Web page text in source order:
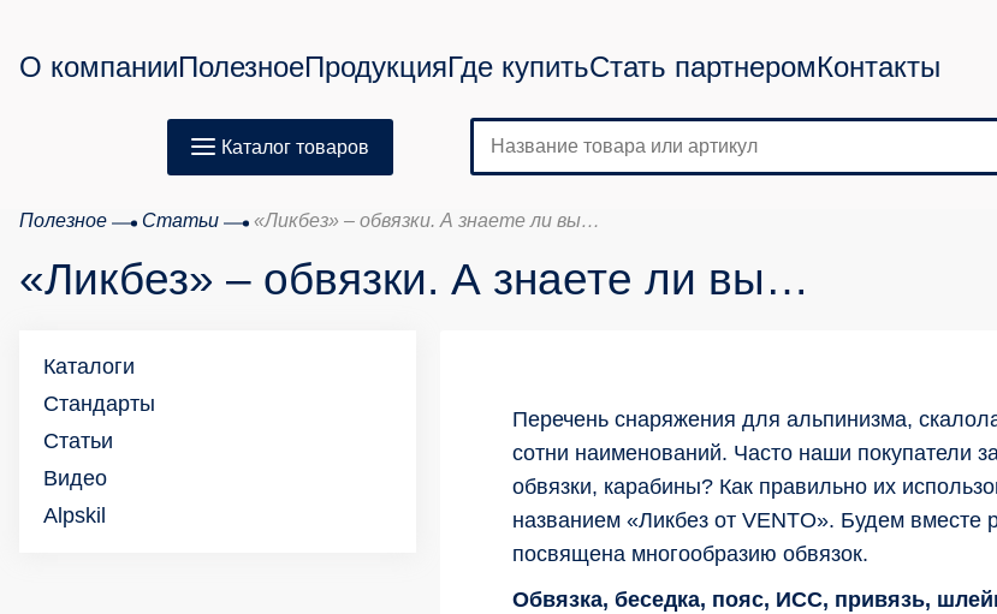
О компанииПолезноеПродукцияГде купитьСтать партнеромКонтакты
Каталог товаров
Полезное Статьи «Ликбез» – обвязки. А знаете ли вы…
«Ликбез» – обвязки. А знаете ли вы…
Каталоги
Стандарты
Статьи
Видео
Alpskil
Перечень снаряжения для альпинизма,
сотни наименований. Часто наши покупатели
обвязки, карабины? Как правильно их
названием «Ликбез от VENTO». Будем вместе
посвящена многообразию обвязок.
Обвязка, беседка, пояс, ИСС, привязь,